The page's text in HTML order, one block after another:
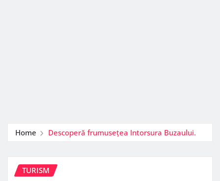
Home Descoperă frumusețea Intorsura Buzaului.
TURISM